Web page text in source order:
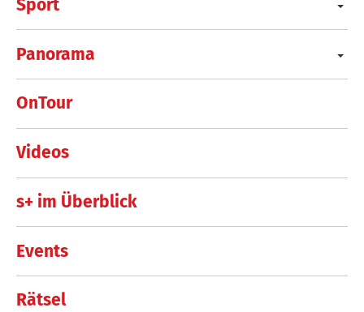
Sport
Panorama
OnTour
Videos
s+ im Überblick
Events
Rätsel